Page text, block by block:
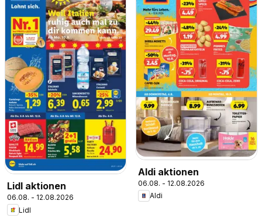
Lidl aktionen
06.08. - 12.08.2026
Lidl
Aldi aktionen
06.08. - 12.08.2026
Aldi